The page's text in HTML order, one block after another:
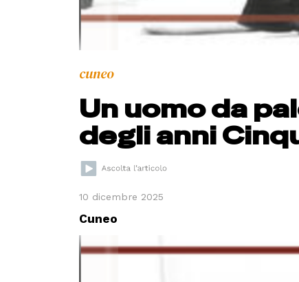
cuneo
Un uomo da
degli anni
10 dicembre 2025
Cuneo